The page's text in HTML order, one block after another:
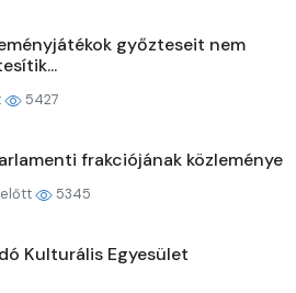
győzteseit nem
5427
frakciójának közleménye
5345
Kulturális Egyesület